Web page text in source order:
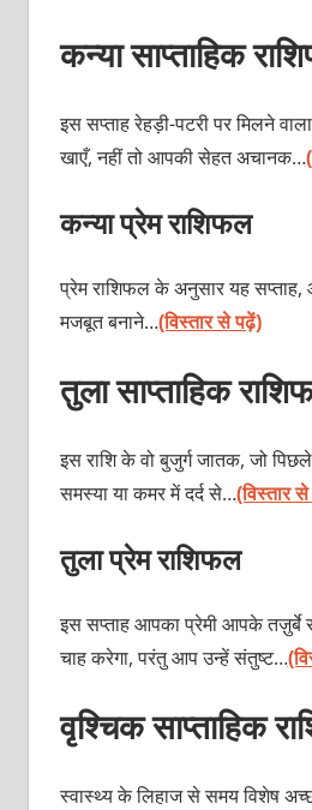
कन्या साप्ताहिक
इस सप्ताह रेहड़ी-पटरी पर मिलने
खाएँ, नहीं तो आपकी सेहत अचानक…
कन्या प्रेम राशिफल
प्रेम राशिफल के अनुसार यह
मजबूत बनाने…(विस्तार से पढ़ें)
तुला साप्ताहिक
इस राशि के वो बुजुर्ग जातक, जो
समस्या या कमर में दर्द से…(विस्तार
तुला प्रेम राशिफल
इस सप्ताह आपका प्रेमी आपके तज़ुर्बे
चाह करेगा, परंतु आप उन्हें संतुष्ट…
वृश्चिक साप्ताहिक
स्वास्थ्य के लिहाज से समय विशेष